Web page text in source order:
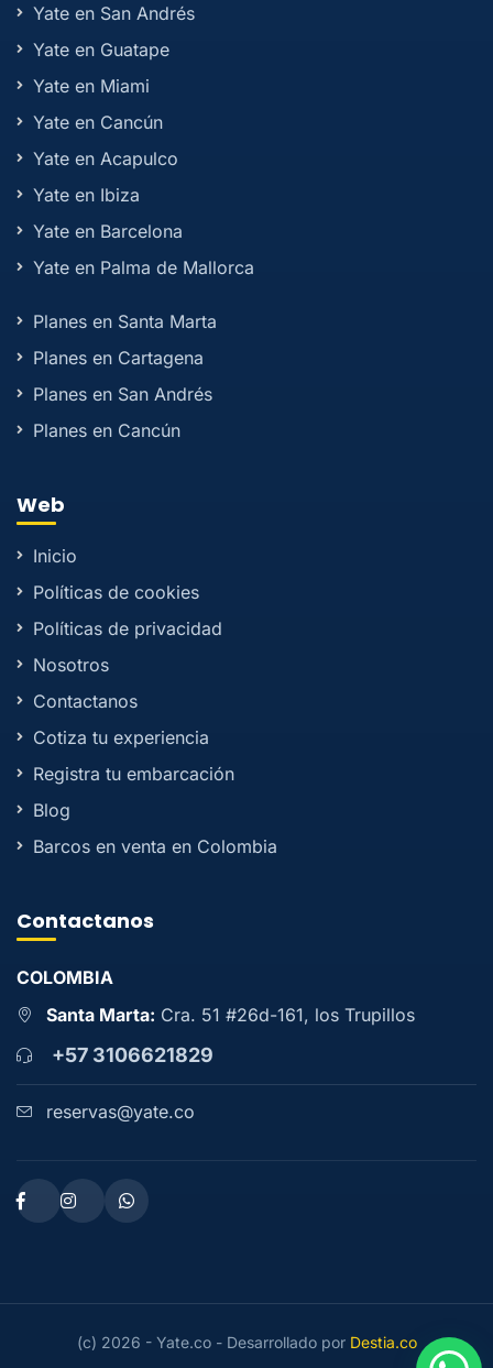
Yate en San Andrés
Yate en Guatape
Yate en Miami
Yate en Cancún
Yate en Acapulco
Yate en Ibiza
Yate en Barcelona
Yate en Palma de Mallorca
Planes en Santa Marta
Planes en Cartagena
Planes en San Andrés
Planes en Cancún
Web
Inicio
Políticas de cookies
Políticas de privacidad
Nosotros
Contactanos
Cotiza tu experiencia
Registra tu embarcación
Blog
Barcos en venta en Colombia
Contactanos
COLOMBIA
Santa Marta: Cra. 51 #26d-161, los Trupillos
+57 3106621829
reservas@yate.co
(c) 2026 - Yate.co - Desarrollado por Destia.co